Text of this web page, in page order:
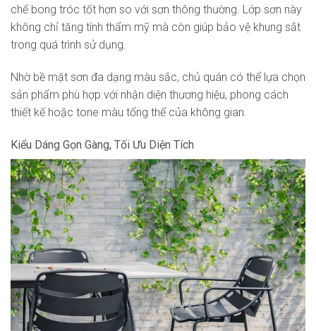
chế bong tróc tốt hơn so với sơn thông thường. Lớp sơn này
không chỉ tăng tính thẩm mỹ mà còn giúp bảo vệ khung sắt
trong quá trình sử dụng.
Nhờ bề mặt sơn đa dạng màu sắc, chủ quán có thể lựa chọn
sản phẩm phù hợp với nhận diện thương hiệu, phong cách
thiết kế hoặc tone màu tổng thể của không gian.
Kiểu Dáng Gọn Gàng, Tối Ưu Diện Tích